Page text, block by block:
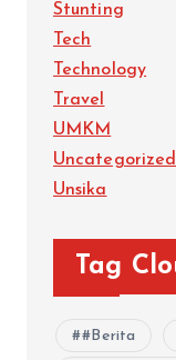
Stunting
Tech
Technology
Travel
UMKM
Uncategorized
Unsika
Tag
#Berita